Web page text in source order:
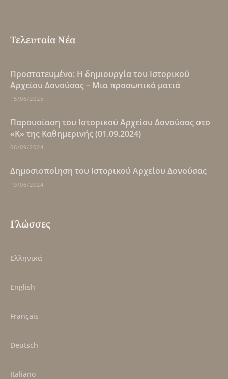
Τελευταία Νέα
Πρoστατευμένο: Η δημιουργία του Ιστορικού
Αρχείου Δονούσας – Μια προσωπικά ματιά
15/06/2025
Παρουσίαση του Ιστορικού Αρχείου Δονούσας στο
«Κ» της Καθημερινής (01.09.2024)
06/09/2024
Δημοσιοποίηση του Ιστορικού Αρχείου Δονούσας
19/06/2024
Γλώσσες
Ελληνικά
English
Français
Deutsch
Italiano